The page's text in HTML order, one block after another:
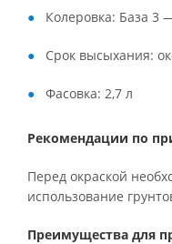
Колеровка: База 3
Срок высыхания:
Фасовка: 2,7 л
Рекомендации по
Перед окраской
использование
Преимущества для